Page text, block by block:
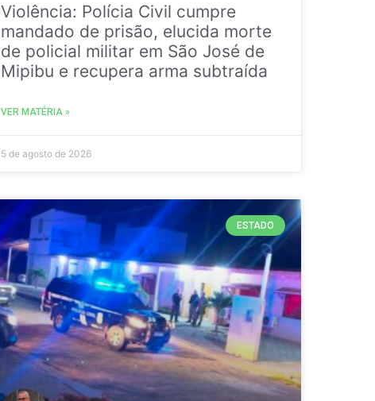
Violência: Polícia Civil cumpre
mandado de prisão, elucida morte
de policial militar em São José de
Mipibu e recupera arma subtraída
VER MATÉRIA »
5 de agosto de 2026
ESTADO